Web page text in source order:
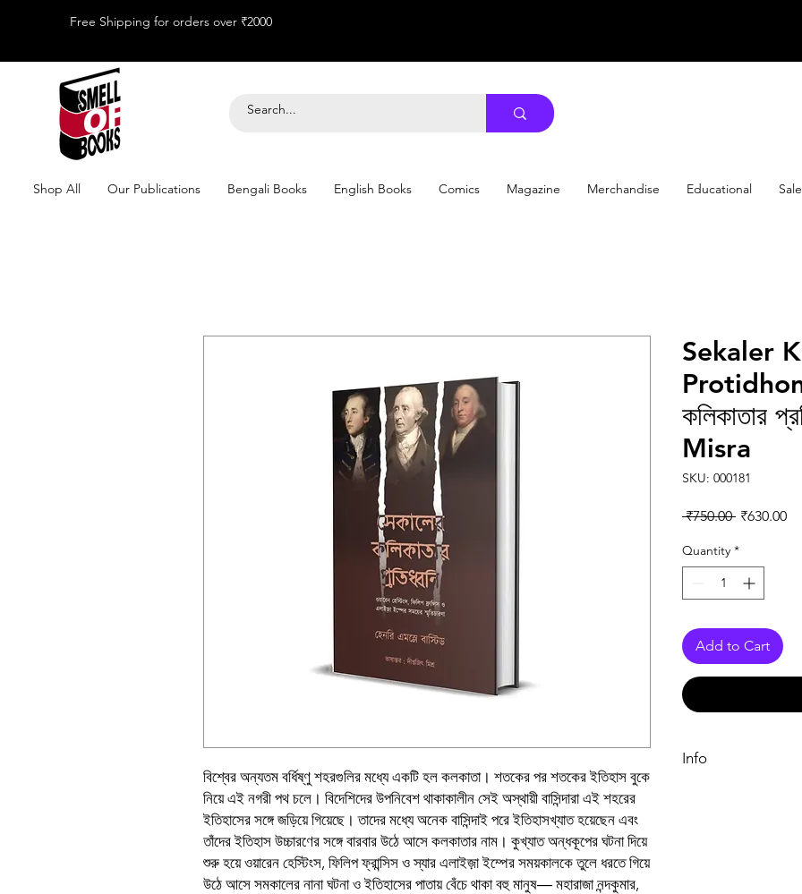
Free Shipping for orders over ₹2000
Shop All Our Publications Bengali Books English Books Comics Magazine Merchandise Educational Sale
বিশ্বের অন্যতম বর্ধিষ্ণু শহরগুলির মধ্যে একটি হল কলকাতা। শতকের পর শতকের ইতিহাস বুকে
নিয়ে এই নগরী পথ চলে। বিদেশিদের উপনিবেশ থাকাকালীন সেই অস্থায়ী বাসিন্দারা এই শহরের
ইতিহাসের সঙ্গে জড়িয়ে গিয়েছে। তাদের মধ্যে অনেক বাসিন্দাই পরে ইতিহাসখ্যাত হয়েছেন এবং
তাঁদের ইতিহাস উচ্চারণের সঙ্গে বারবার উঠে আসে কলকাতার নাম। কুখ্যাত অন্ধকূপের ঘটনা দিয়ে
শুরু হয়ে ওয়ারেন হেস্টিংস, ফিলিপ ফ্রান্সিস ও স্যার এলাইজ়া ইম্পের সময়কালকে তুলে ধরতে গিয়ে
উঠে আসে সমকালের নানা ঘটনা ও ইতিহাসের পাতায় বেঁচে থাকা বহু মানুষ― মহারাজা নন্দকুমার,
Sekaler
কলিকাতার
Misra
SKU: 000181
₹750.00 Regular
₹630.00
Quantity *
Add to Cart
Info